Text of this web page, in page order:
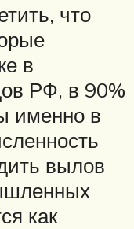
что
в
РФ, в 90%
именно в
вылов
как